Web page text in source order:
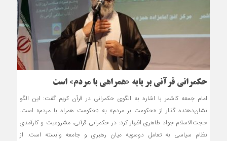
حکمرانی قرآنی بر پایه «همراهی با مردم» است
امام جمعه کاشمر با اشاره به الگوی حکمرانی در قرآن کریم گفت: این الگو
نشان‌دهنده گذار از «حکومت بر مردم» به «حکومت همراه با مردم» است.
حجت‌الاسلام جواد طاهری اظهار کرد: در حکمرانی قرآنی، مشروعیت و کارآمدی
نظام سیاسی به تعامل دوسویه میان رهبری و جامعه وابسته است. از